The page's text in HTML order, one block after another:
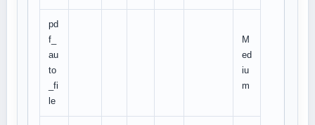
pd
f_
au
to
_fi
le
M
ed
iu
m